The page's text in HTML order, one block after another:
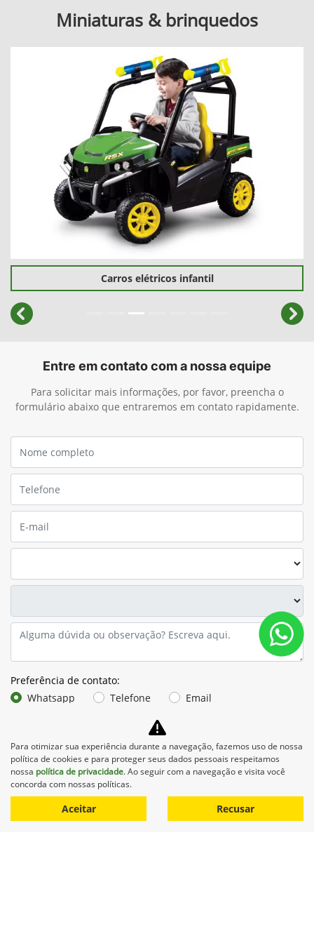
Miniaturas & brinquedos
Carros elétricos infantil
templates.template-
Entre em contato com a nossa equipe
Para solicitar mais informações, por favor, preencha o
formulário abaixo que entraremos em contato rapidamente.
Preferência de contato:
Whatsapp
Telefone Email
Política de Privacidade
comunicações da concessionária.
Entrar em contato
Para otimizar sua experiência durante a navegação, fazemos uso de nossa
política de cookies e para proteger seus dados pessoais respeitamos
nossa política de privacidade. Ao seguir com a navegação e visita você
concorda com nossas políticas.
Aceitar Recusar